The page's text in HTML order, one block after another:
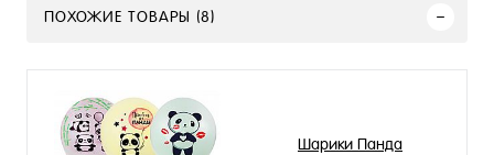
ПОХОЖИЕ ТОВАРЫ (8)
Шарики Панда